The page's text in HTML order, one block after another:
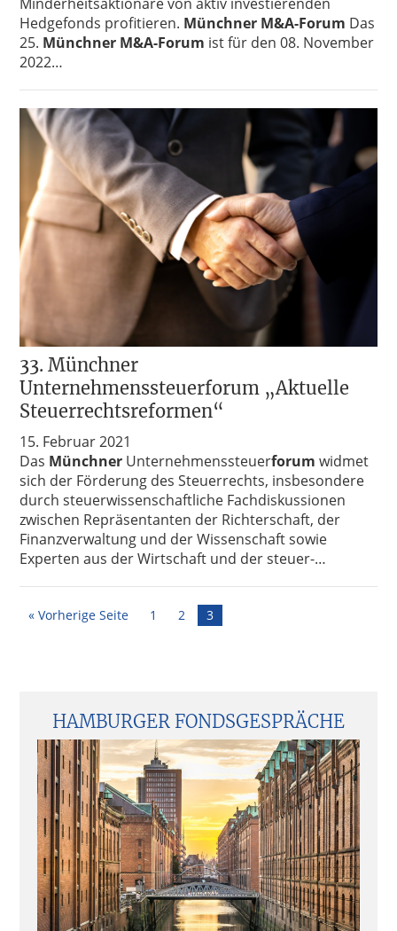
Hedgefonds profitieren. Münchner M&A-Forum Das
25. Münchner M&A-Forum ist für den 08. November
2022…
33. Münchner
Unternehmenssteuerforum „Aktuelle
Steuerrechtsreformen“
15. Februar 2021
Das Münchner Unternehmenssteuerforum widmet
sich der Förderung des Steuerrechts, insbesondere
durch steuerwissenschaftliche Fachdiskussionen
zwischen Repräsentanten der Richterschaft, der
Finanzverwaltung und der Wissenschaft sowie
Experten aus der Wirtschaft und der steuer-…
« Vorherige Seite Seite
1 Seite
2 Seite
3
HAMBURGER FONDSGESPRÄCHE